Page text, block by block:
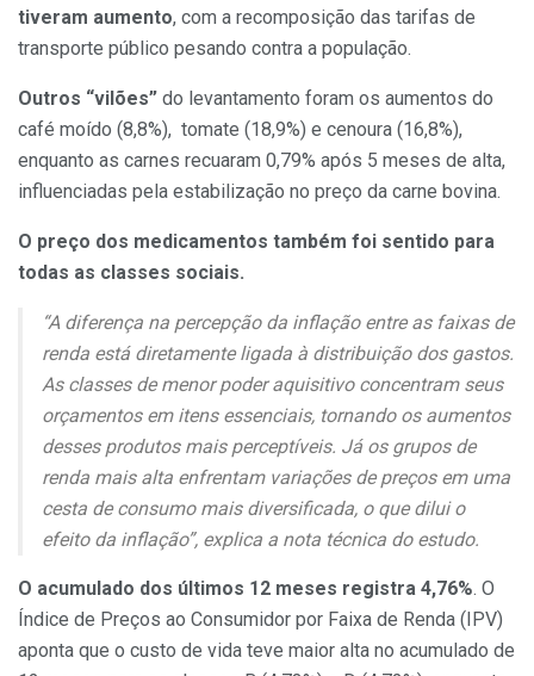
tiveram aumento, com a recomposição das tarifas de
transporte público pesando contra a população.
Outros “vilões” do levantamento foram os aumentos do
café moído (8,8%), tomate (18,9%) e cenoura (16,8%),
enquanto as carnes recuaram 0,79% após 5 meses de alta,
influenciadas pela estabilização no preço da carne bovina.
O preço dos medicamentos também foi sentido para
todas as classes sociais.
“A diferença na percepção da inflação entre as faixas de
renda está diretamente ligada à distribuição dos gastos.
As classes de menor poder aquisitivo concentram seus
orçamentos em itens essenciais, tornando os aumentos
desses produtos mais perceptíveis. Já os grupos de
renda mais alta enfrentam variações de preços em uma
cesta de consumo mais diversificada, o que dilui o
efeito da inflação”, explica a nota técnica do estudo.
O acumulado dos últimos 12 meses registra 4,76%. O
Índice de Preços ao Consumidor por Faixa de Renda (IPV)
aponta que o custo de vida teve maior alta no acumulado de